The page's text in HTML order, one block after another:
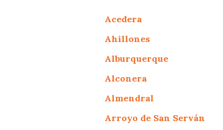
Acedera
Ahillones
Alburquerque
Alconera
Almendral
Arroyo de San Serván